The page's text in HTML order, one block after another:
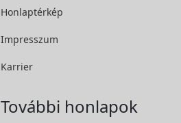
Honlaptérkép
Impresszum
Karrier
További honlapok